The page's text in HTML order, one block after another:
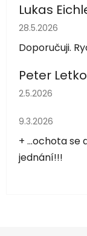
Lukas
Hodnocení
28.5.2026
Doporučuji.
Peter Letko
Hodnocení
2.5.2026
Hodnocení
9.3.2026
+ ...ochota
jednání!!!